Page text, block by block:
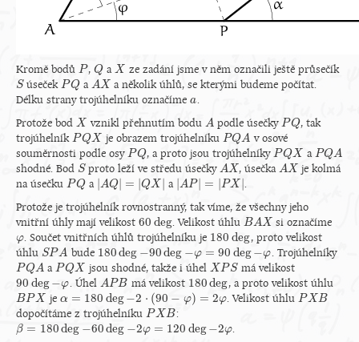
Kromě bodů P
P , Q
Q a X
X ze zadání jsme v něm označili ještě průsečík
S
SúsečekPQ
PQ aAX
AX
a několik úhlů, se kterými budeme počítat.
Délku strany trojúhelníku označíme a
a.
Protože bod X
X vznikl přehnutím bodu A
Apodle úsečky PQ
PQ , tak
trojúhelník PQX
PQX je obrazem trojúhelníku PQA
PQA
v osové
souměrnosti podle osy PQ
PQ , a proto jsou trojúhelníky PQX
PQX a PQA
PQA
shodné. Bod S
Sproto leží ve středu úsečkyAX
AX , úsečkaAX
AX
je kolmá
na úsečku PQ
PQ a |AQ| = |QX |
AQ|= QX | a |AP| = |PX |
AP|= PX
.
Protože je trojúhelník rovnostranný, tak víme, že všechny jeho
vnitřní úhly mají velikost 60 deg
60deg . Velikost úhlu BAX
BAX si označíme
φ
φ. Součet vnitřních úhlů trojúhelníku je 180 deg
180deg , proto velikost
úhlu SPA
SPA bude 180deg −90deg −φ = 90 deg−φ
180deg−90deg−φ= 90deg− φ . Trojúhelníky
PQA
PQA aPQX
PQX jsou shodné, takže i úhel XPS
XPS má velikost
90 deg−φ
90deg−φ . Úhel APB
APB má velikost 180deg
180deg , a proto velikost úhlu
BPX
BPX je α = 180 deg−2 ⋅ (90 − φ) = 2φ
α= 180deg −2⋅(90−φ) =2φ . Velikost úhluPXB
PXB
dopočítáme z trojúhelníku PXB
PXB :
β = 180deg −60deg −2φ = 120 deg−2φ
β= 180deg−60deg−2φ=120deg −2 φ
.